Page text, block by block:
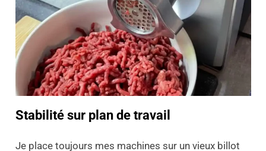
Stabilité sur plan de travail
Je place toujours mes machines sur un vieux billot